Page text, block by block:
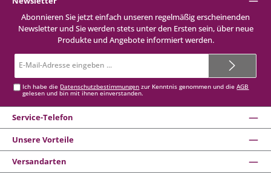
Abonnieren Sie jetzt einfach unseren regelmäßig erscheinenden
Newsletter und Sie werden stets unter den Ersten sein, über neue
Produkte und Angebote informiert werden.
Mail-
Ich habe die Datenschutzbestimmungen zur Kenntnis genommen und dieAGB
gelesen und bin mit ihnen einverstanden.
Service-Telefon
Unsere Vorteile
Versandarten